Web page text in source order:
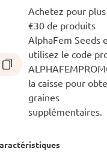
de baies de couleur
un avantage
votre découverte
testant ce géant de
Achetez pour
€30 de produits
AlphaFem Seeds
utilisez le code
la caisse pour
graines
supplémentaires.